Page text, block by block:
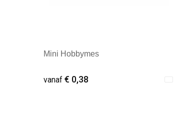
Mini Hobbymes
vanaf € 0,38